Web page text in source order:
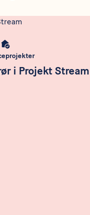
i Projekt Stream